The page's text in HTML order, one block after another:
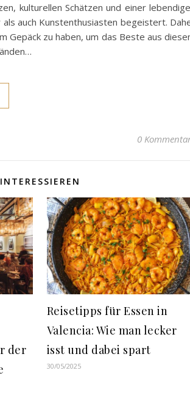
kulturellen Schätzen und einer
auch Kunstenthusiasten begeistert.
Gepäck zu haben, um das Beste aus
0
der
Reisetipps für Essen in
Valencia: Wie man lecker
isst und dabei spart
30/05/2025